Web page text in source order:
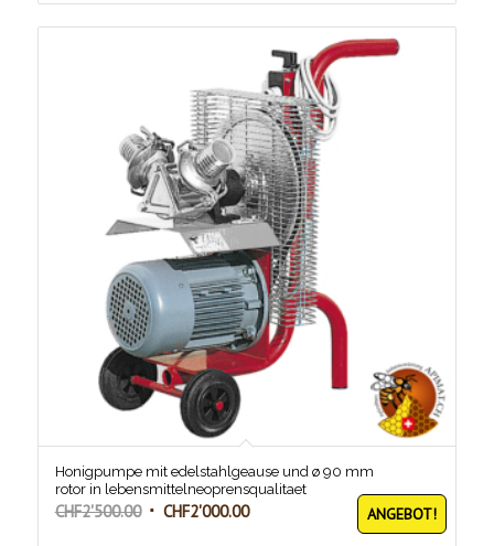
Honigpumpe mit edelstahlgeause und ø 90 mm
rotor in lebensmittelneoprensqualitaet
CHF2'500.00 Ursprünglicher
CHF2'000.00Aktueller
ANGEBOT!